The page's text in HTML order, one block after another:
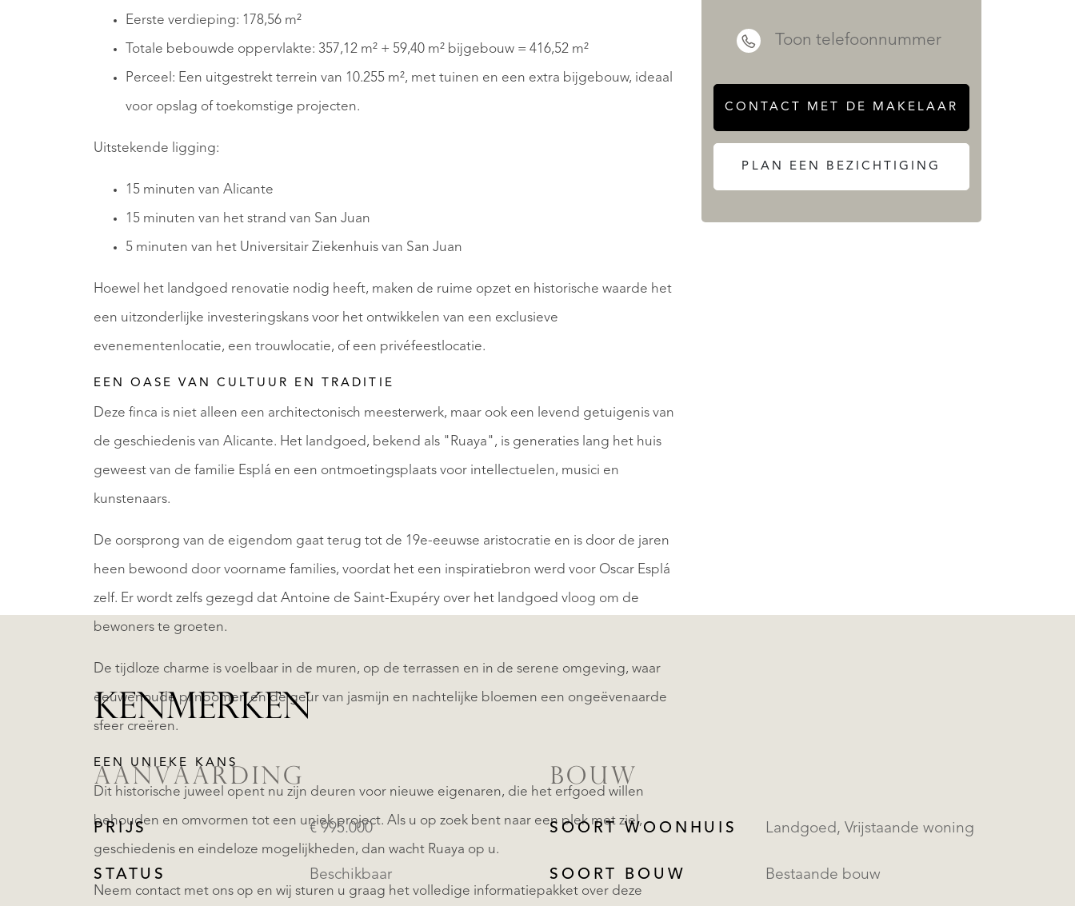
Eerste verdieping: 178,56 m²
Totale bebouwde oppervlakte: 357,12 m² + 59,40 m² bijgebouw = 416,52 m²
Perceel: Een uitgestrekt terrein van 10.255 m², met tuinen en een extra bijgebouw, ideaal
voor opslag of toekomstige projecten.
Uitstekende ligging:
15 minuten van Alicante
15 minuten van het strand van San Juan
5 minuten van het Universitair Ziekenhuis van San Juan
Hoewel het landgoed renovatie nodig heeft, maken de ruime opzet en historische waarde het
een uitzonderlijke investeringskans voor het ontwikkelen van een exclusieve
evenementenlocatie, een trouwlocatie, of een privéfeestlocatie.
EEN OASE VAN CULTUUR EN TRADITIE
Deze finca is niet alleen een architectonisch meesterwerk, maar ook een levend getuigenis van
de geschiedenis van Alicante. Het landgoed, bekend als "Ruaya", is generaties lang het huis
geweest van de familie Esplá en een ontmoetingsplaats voor intellectuelen, musici en
kunstenaars.
De oorsprong van de eigendom gaat terug tot de 19e-eeuwse aristocratie en is door de jaren
heen bewoond door voorname families, voordat het een inspiratiebron werd voor Oscar Esplá
zelf. Er wordt zelfs gezegd dat Antoine de Saint-Exupéry over het landgoed vloog om de
bewoners te groeten.
De tijdloze charme is voelbaar in de muren, op de terrassen en in de serene omgeving, waar
eeuwenoude pijnbomen en de geur van jasmijn en nachtelijke bloemen een ongeëvenaarde
sfeer creëren.
EEN UNIEKE KANS
Dit historische juweel opent nu zijn deuren voor nieuwe eigenaren, die het erfgoed willen
behouden en omvormen tot een uniek project. Als u op zoek bent naar een plek met ziel,
geschiedenis en eindeloze mogelijkheden, dan wacht Ruaya op u.
Neem contact met ons op en wij sturen u graag het volledige informatiepakket over deze
Toon telefoonnummer
CONTACT MET DE MAKELAAR
PLAN EEN BEZICHTIGING
KENMERKEN
AANVAARDING
PRIJS € 995.000
STATUS Beschikbaar
BOUW
SOORT WOONHUIS Landgoed, Vrijstaande woning
SOORT BOUW Bestaande bouw